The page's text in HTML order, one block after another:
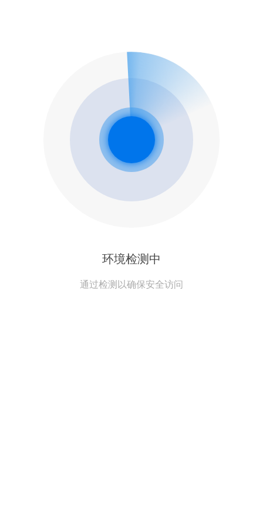
环境检测中
通过检测以确保安全访问